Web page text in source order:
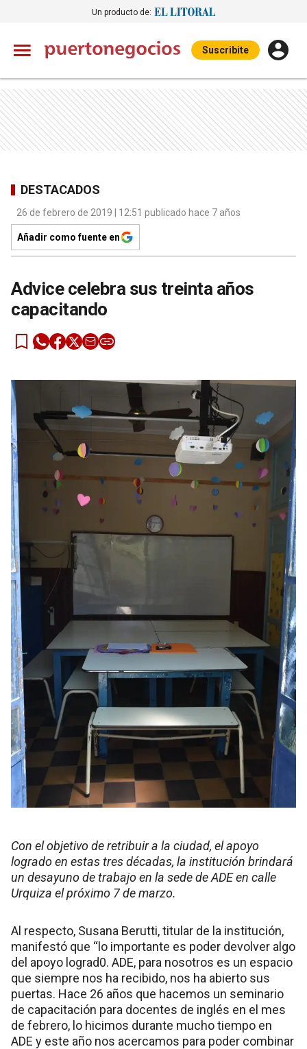
Un producto de:
Suscribite
DESTACADOS
26 de febrero de 2019 | 12:51 publicado hace 7 años
Añadir como fuente en
Advice celebra sus treinta años
capacitando
Con el objetivo de retribuir a la ciudad, el apoyo
logrado en estas tres décadas, la institución brindará
un desayuno de trabajo en la sede de ADE en calle
Urquiza el próximo 7 de marzo.
Al respecto, Susana Berutti, titular de la institución,
manifestó que “lo importante es poder devolver algo
del apoyo lograd0. ADE, para nosotros es un espacio
que siempre nos ha recibido, nos ha abierto sus
puertas. Hace 26 años que hacemos un seminario
de capacitación para docentes de inglés en el mes
de febrero, lo hicimos durante mucho tiempo en
ADE y este año nos acercamos para poder combinar